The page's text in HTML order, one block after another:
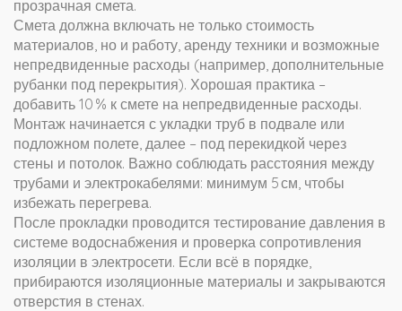
прозрачная смета.
Смета должна включать не только стоимость
материалов, но и работу, аренду техники и возможные
непредвиденные расходы (например, дополнительные
рубанки под перекрытия). Хорошая практика –
добавить 10 % к смете на непредвиденные расходы.
Монтаж начинается с укладки труб в подвале или
подложном полете, далее – под перекидкой через
стены и потолок. Важно соблюдать расстояния между
трубами и электрокабелями: минимум 5 см, чтобы
избежать перегрева.
После прокладки проводится тестирование давления в
системе водоснабжения и проверка сопротивления
изоляции в электросети. Если всё в порядке,
прибираются изоляционные материалы и закрываются
отверстия в стенах.